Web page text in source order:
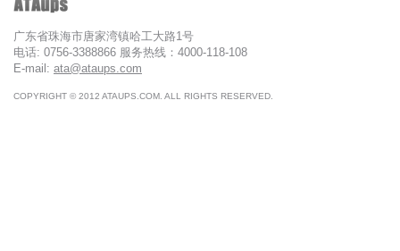
广东省珠海市唐家湾镇哈工大路1号
电话: 0756-3388866 服务热线：4000-118-108
E-mail: ata@ataups.com
COPYRIGHT © 2012 ATAUPS.COM. ALL RIGHTS RESERVED.